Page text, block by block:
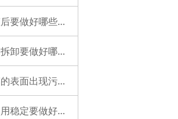
反渗透膜安装结束后要做好哪些检查的工作？
反渗透膜的安装和拆卸要做好哪些准备？
如何预防反渗透膜的表面出现污染？
想要反渗透膜的使用稳定要做好哪些工作？